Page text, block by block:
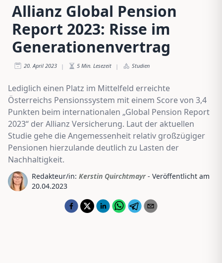
Allianz Global Pension
Report 2023: Risse im
Generationenvertrag
20. April 2023 | 5 Min. Lesezeit | Studien
Lediglich einen Platz im Mittelfeld erreichte
Österreichs Pensionssystem mit einem Score von 3,4
Punkten beim internationalen „Global Pension Report
2023“ der Allianz Versicherung. Laut der aktuellen
Studie gehe die Angemessenheit relativ großzügiger
Pensionen hierzulande deutlich zu Lasten der
Nachhaltigkeit.
Redakteur/in: Kerstin Quirchtmayr - Veröffentlicht am
20.04.2023